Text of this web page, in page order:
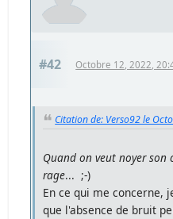
#42 Octobre 12, 2022,
Citation de: Verso92 le
Quand on veut noyer
rage... ;-)
En ce qui me concerne,
que l'absence de bruit